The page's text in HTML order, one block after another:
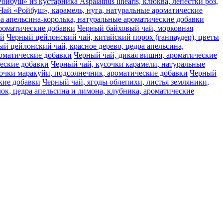
«Ройбуш», карамель, нуга, натуральные ароматические
королька, натуральные ароматические добавки
добавки Черный байховый чай, морковная
Черный цейлонский чай, китайский порох (ганпаудер), цветы
цейлонский чай, красное дерево, цедра апельсина,
добавки Черный чай, дикая вишня, ароматические
добавки Черный чай, кусочки карамели, натуральные
маракуйи, подсолнечник, ароматические добавки Черный
добавки Черный чай, ягоды облепихи, листья земляники,
цедра апельсина и лимона, клубника, ароматические